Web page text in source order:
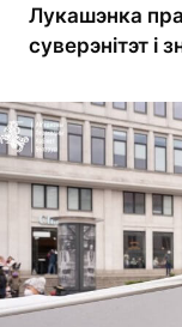
Лукашэнка
суверэнітэт